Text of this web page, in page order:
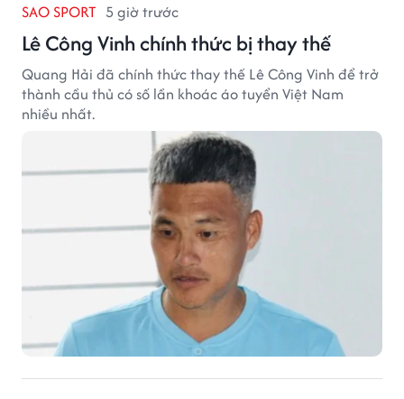
SAO SPORT 5 giờ trước
Lê Công Vinh chính thức bị thay thế
Quang Hải đã chính thức thay thế Lê Công Vinh để trở
thành cầu thủ có số lần khoác áo tuyển Việt Nam
nhiều nhất.